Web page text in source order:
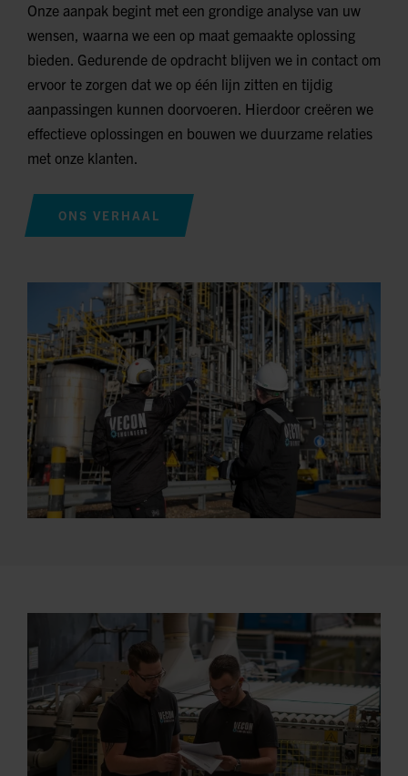
Onze aanpak begint met een grondige analyse van uw
wensen, waarna we een op maat gemaakte oplossing
bieden. Gedurende de opdracht blijven we in contact om
ervoor te zorgen dat we op één lijn zitten en tijdig
aanpassingen kunnen doorvoeren. Hierdoor creëren we
effectieve oplossingen en bouwen we duurzame relaties
met onze klanten.
ONS VERHAAL